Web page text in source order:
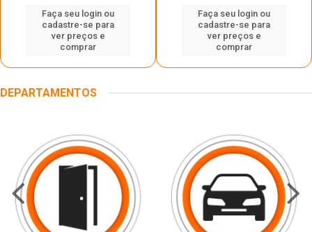
Faça seu login ou
cadastre-se para
ver preços e
comprar
Faça seu login ou
cadastre-se para
ver preços e
comprar
DEPARTAMENTOS